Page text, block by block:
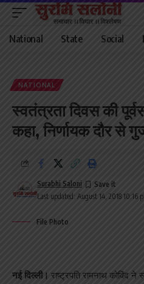
National State Social
NATIONAL
स्वतंत्रता दिवस की
कहा, निर्णायक दौर से
Last updated: August 14, 2018 10:16
Surabhi Saloni
File Photo
नई दिल्ली। राष्ट्रपति रामनाथ कोविंद ने